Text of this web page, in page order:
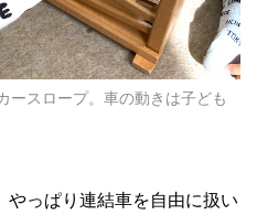
ースロープ。車の動きは子ども
やっぱり連結車を自由に扱い